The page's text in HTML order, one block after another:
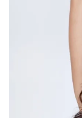
Девушки
Джоли»
А